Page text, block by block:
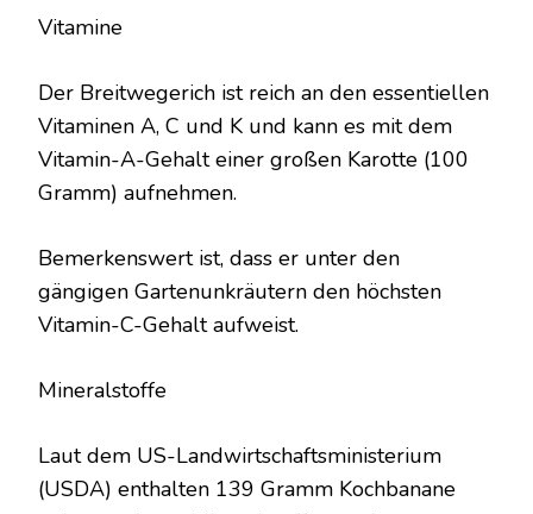
Vitamine
Der Breitwegerich ist reich an den essentiellen
Vitaminen A, C und K und kann es mit dem
Vitamin-A-Gehalt einer großen Karotte (100
Gramm) aufnehmen.
Bemerkenswert ist, dass er unter den
gängigen Gartenunkräutern den höchsten
Vitamin-C-Gehalt aufweist.
Mineralstoffe
Laut dem US-Landwirtschaftsministerium
(USDA) enthalten 139 Gramm Kochbanane